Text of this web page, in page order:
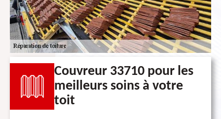
Couvreur 33710 pour les
meilleurs soins à votre
toit